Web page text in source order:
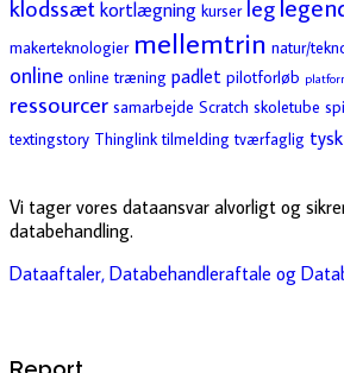
klodssætkortlægning kurser leg
makerteknologier mellemtrin natur/
online online træning padlet pilotforløb
ressourcer samarbejde Scratch skoletube
textingstory Thinglink tilmelding tværfaglig tysk
Vi tager vores dataansvar alvorligt og
databehandling.
Dataaftaler, Databehandleraftale og